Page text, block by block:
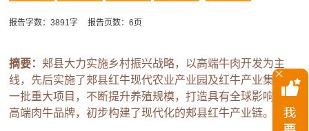
报告字数：3891字 报告页数：6页
摘要： 郏县大力实施乡村振兴战略，以高端牛肉开发为主
线，先后实施了郏县红牛现代农业产业园及红牛产业集群等
一批重大项目，不断提升养殖规模，打造具有全球影响力的
高端肉牛品牌，初步构建了现代化的郏县红牛产业链。